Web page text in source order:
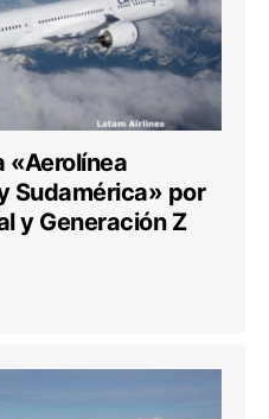
«Aerolínea
Sudamérica» por
y Generación Z